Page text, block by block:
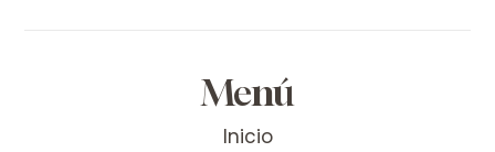
Menú
Inicio